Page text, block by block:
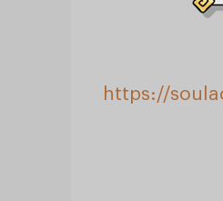
https://